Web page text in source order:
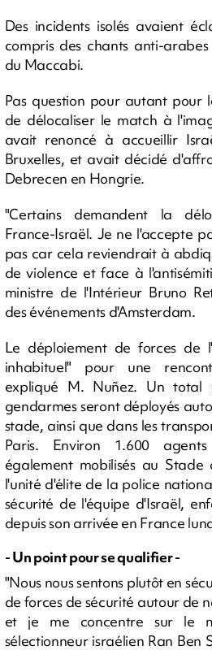
Des incidents isolés avaient
compris des chants anti-
du Maccabi.
Pas question pour autant pour
de délocaliser le match à
avait renoncé à accueillir
Bruxelles, et avait décidé
Debrecen en Hongrie.
"Certains demandent la
France-Israël. Je ne l'accepte
pas car cela reviendrait à
de violence et face à
ministre de l'Intérieur Bruno
des événements d'Amsterdam.
Le déploiement de forces de
inhabituel" pour une
expliqué M. Nuñez. Un total
gendarmes seront déployés
stade, ainsi que dans les
Paris. Environ 1.600
également mobilisés au
l'unité d'élite de la police
sécurité de l'équipe d'Israël,
depuis son arrivée en France
- Un point pour se qualifier -
"Nous nous sentons plutôt en
de forces de sécurité autour de
et je me concentre sur le
sélectionneur israélien Ran Ben